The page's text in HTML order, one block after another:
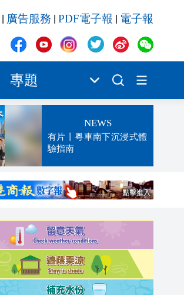
廣告服務 PDF電子報 電子報
專題
NEWS
有片丨粵車南下沉浸式體
驗指南